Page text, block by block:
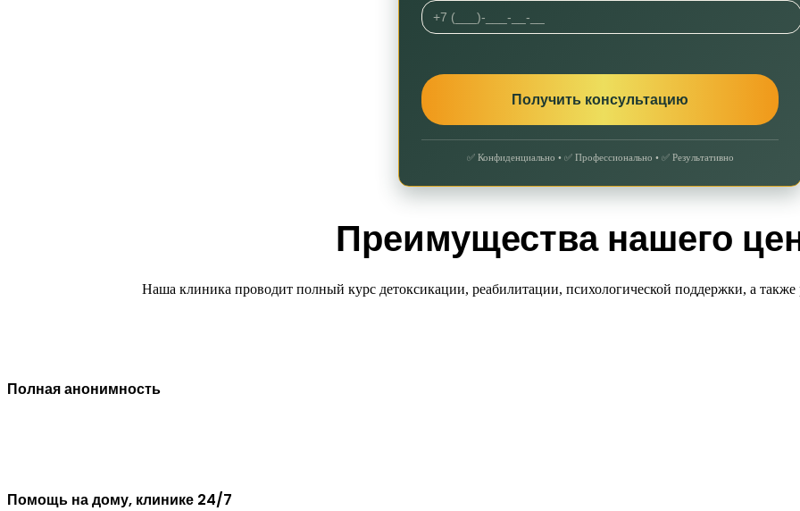
✅ Конфиденциально • ✅ Профессионально • ✅ Результативно
Преимущества нашего
Наша клиника проводит полный курс детоксикации, реабилитации, психологической поддержки, а
Полная анонимность
Помощь на дому, клинике 24/7